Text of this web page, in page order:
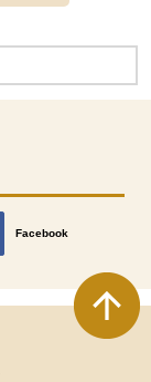
Facebook
別のウィンドウで開きます